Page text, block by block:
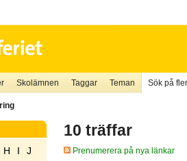
Skolämnen Taggar Teman Sök på
H I
J
10 träffar
Prenumerera på nya länkar